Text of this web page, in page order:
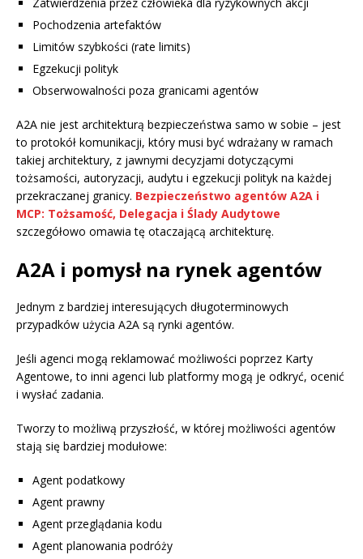
Zatwierdzenia przez człowieka dla ryzykownych akcji
Pochodzenia artefaktów
Limitów szybkości (rate limits)
Egzekucji polityk
Obserwowalności poza granicami agentów
A2A nie jest architekturą bezpieczeństwa samo w sobie – jest
to protokół komunikacji, który musi być wdrażany w ramach
takiej architektury, z jawnymi decyzjami dotyczącymi
tożsamości, autoryzacji, audytu i egzekucji polityk na każdej
przekraczanej granicy. Bezpieczeństwo agentów A2A i
MCP: Tożsamość, Delegacja i Ślady Audytowe
szczegółowo omawia tę otaczającą architekturę.
A2A i pomysł na rynek agentów
Jednym z bardziej interesujących długoterminowych
przypadków użycia A2A są rynki agentów.
Jeśli agenci mogą reklamować możliwości poprzez Karty
Agentowe, to inni agenci lub platformy mogą je odkryć, ocenić
i wysłać zadania.
Tworzy to możliwą przyszłość, w której możliwości agentów
stają się bardziej modułowe:
Agent podatkowy
Agent prawny
Agent przeglądania kodu
Agent planowania podróży